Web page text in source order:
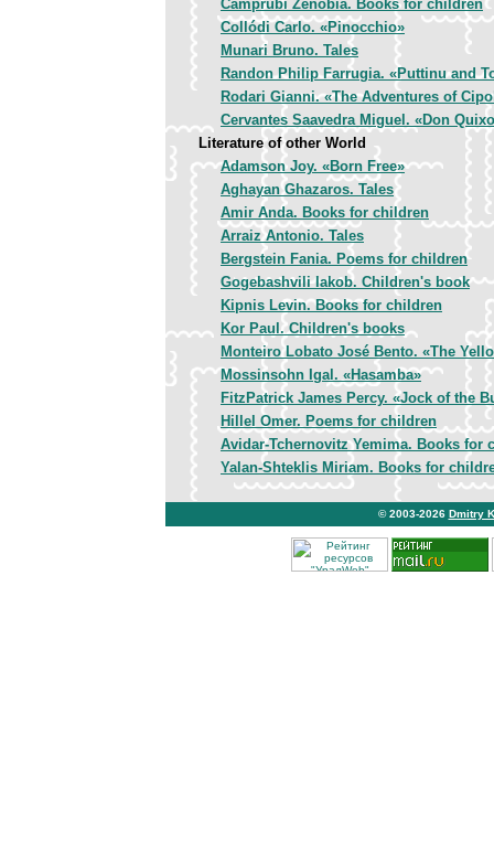
Camprubí Zenobia. Books for children
Collódi Carlo. «Pinocchio»
Munari Bruno. Tales
Randon Philip Farrugia. «Puttinu and
Rodari Gianni. «The Adventures of
Cervantes Saavedra Miguel. «Don
Literature of other World
Adamson Joy. «Born Free»
Aghayan Ghazaros. Tales
Amir Anda. Books for children
Arraiz Antonio. Tales
Bergstein Fania. Poems for children
Gogebashvili Iakob. Children's book
Kipnis Levin. Books for children
Kor Paul. Children's books
Monteiro Lobato José Bento. «The
Mossinsohn Igal. «Hasamba»
FitzPatrick James Percy. «Jock of the
Hillel Omer. Poems for children
Avidar-Tchernovitz Yemima. Books for
Yalan-Shteklis Miriam. Books for
© 2003-2026 Dmitry